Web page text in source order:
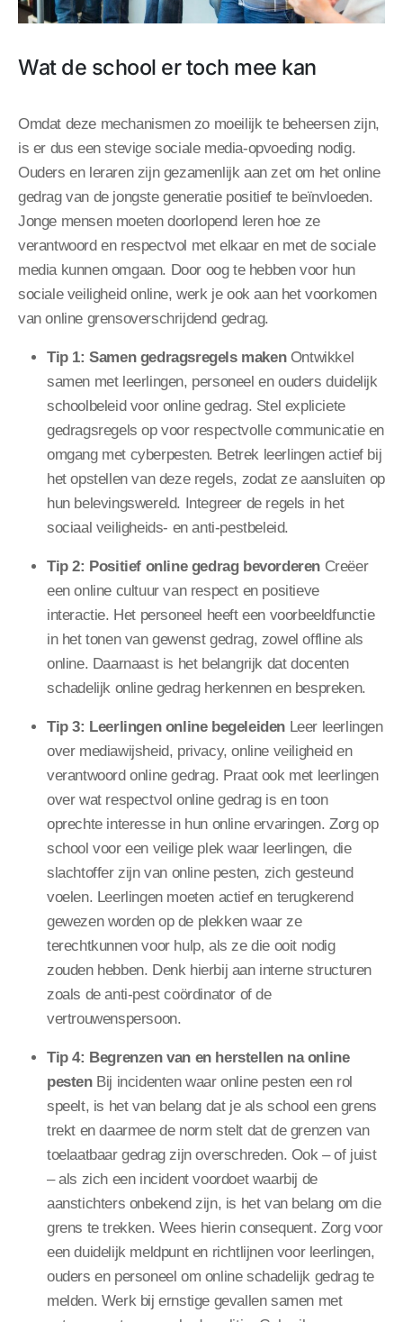
Wat de school er toch mee kan
Omdat deze mechanismen zo moeilijk te beheersen zijn,
is er dus een stevige sociale media-opvoeding nodig.
Ouders en leraren zijn gezamenlijk aan zet om het online
gedrag van de jongste generatie positief te beïnvloeden.
Jonge mensen moeten doorlopend leren hoe ze
verantwoord en respectvol met elkaar en met de sociale
media kunnen omgaan. Door oog te hebben voor hun
sociale veiligheid online, werk je ook aan het voorkomen
van online grensoverschrijdend gedrag.
Tip 1: Samen gedragsregels makenOntwikkel
samen met leerlingen, personeel en ouders duidelijk
schoolbeleid voor online gedrag. Stel expliciete
gedragsregels op voor respectvolle communicatie en
omgang met cyberpesten. Betrek leerlingen actief bij
het opstellen van deze regels, zodat ze aansluiten op
hun belevingswereld. Integreer de regels in het
sociaal veiligheids- en anti-pestbeleid.
Tip 2: Positief online gedrag bevorderen Creëer
een online cultuur van respect en positieve
interactie. Het personeel heeft een voorbeeldfunctie
in het tonen van gewenst gedrag, zowel offline als
online. Daarnaast is het belangrijk dat docenten
schadelijk online gedrag herkennen en bespreken.
Tip 3: Leerlingen online begeleiden Leer leerlingen
over mediawijsheid, privacy, online veiligheid en
verantwoord online gedrag. Praat ook met leerlingen
over wat respectvol online gedrag is en toon
oprechte interesse in hun online ervaringen. Zorg op
school voor een veilige plek waar leerlingen, die
slachtoffer zijn van online pesten, zich gesteund
voelen. Leerlingen moeten actief en terugkerend
gewezen worden op de plekken waar ze
terechtkunnen voor hulp, als ze die ooit nodig
zouden hebben. Denk hierbij aan interne structuren
zoals de anti-pest coördinator of de
vertrouwenspersoon.
Tip 4: Begrenzen van en herstellen na online
pestenBij incidenten waar online pesten een rol
speelt, is het van belang dat je als school een grens
trekt en daarmee de norm stelt dat de grenzen van
toelaatbaar gedrag zijn overschreden. Ook – of juist
– als zich een incident voordoet waarbij de
aanstichters onbekend zijn, is het van belang om die
grens te trekken. Wees hierin consequent. Zorg voor
een duidelijk meldpunt en richtlijnen voor leerlingen,
ouders en personeel om online schadelijk gedrag te
melden. Werk bij ernstige gevallen samen met